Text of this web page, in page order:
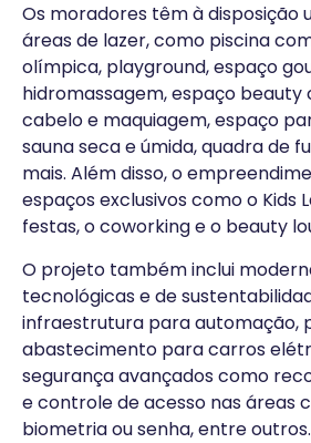
Os moradores têm à disposição
áreas de lazer, como piscina
olímpica, playground, espaço
hidromassagem, espaço beauty
cabelo e maquiagem, espaço
sauna seca e úmida, quadra de
mais. Além disso, o
espaços exclusivos como o Kids
festas, o coworking e o beauty
O projeto também inclui
tecnológicas e de
infraestrutura para automação,
abastecimento para carros
segurança avançados como
e controle de acesso nas áreas
biometria ou senha, entre outros.